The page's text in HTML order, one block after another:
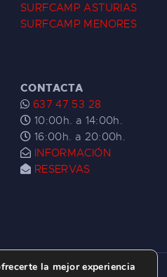
SURFCAMP ASTURIAS
SURFCAMP MENORES
CONTACTA
637 47 53 28
10:00h. a 14:00h.
16:00h. a 20:00h.
INFORMACIÓN
RESERVAS
la mejor experiencia